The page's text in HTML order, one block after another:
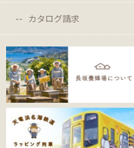
カタログ請求